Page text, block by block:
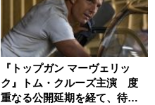
『トップガン マーヴェリッ
ク』トム・クルーズ主演 度
重なる公開延期を経て、待望